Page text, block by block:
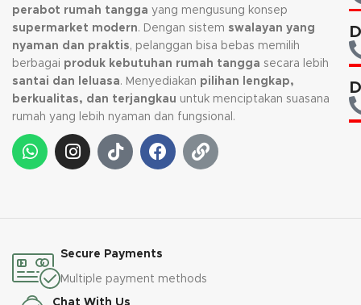
perabot rumah tangga yang mengusung konsep
supermarket modern. Dengan sistem swalayan yang
nyaman dan praktis, pelanggan bisa bebas memilih
berbagai produk kebutuhan rumah tangga secara lebih
santai dan leluasa. Menyediakan pilihan lengkap,
berkualitas, dan terjangkau untuk menciptakan suasana
rumah yang lebih nyaman dan fungsional.
Secure Payments
Multiple payment methods
Chat With Us